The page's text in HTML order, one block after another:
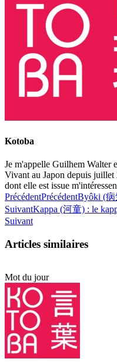
Kotoba
Je m'appelle Guilhem Walter
Vivant au Japon depuis juillet
dont elle est issue
PrécédentPrécédentByôki (病
SuivantKappa (河童) : le
Suivant
Articles similaires
Mot du jour